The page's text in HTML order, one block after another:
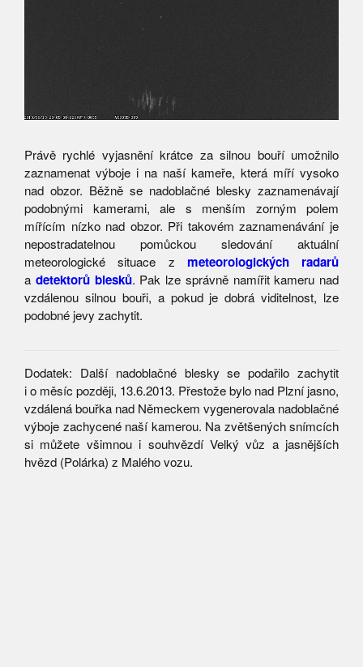
Právě rychlé vyjasnění krátce za silnou bouří umožnilo
zaznamenat výboje i na naší kameře, která míří vysoko
nad obzor. Běžně se nadoblačné blesky zaznamenávají
podobnými kamerami, ale s menším zorným polem
mířícím nízko nad obzor. Při takovém zaznamenávání je
nepostradatelnou pomůckou sledování aktuální
meteorologické situace z meteorologických radarů
a detektorů blesků. Pak lze správně namířit kameru nad
vzdálenou silnou bouři, a pokud je dobrá viditelnost, lze
podobné jevy zachytit.
Dodatek: Další nadoblačné blesky se podařilo zachytit
i o měsíc později, 13.6.2013. Přestože bylo nad Plzní jasno,
vzdálená bouřka nad Německem vygenerovala nadoblačné
výboje zachycené naší kamerou. Na zvětšených snímcích
si můžete všimnou i souhvězdí Velký vůz a jasnějších
hvězd (Polárka) z Malého vozu.